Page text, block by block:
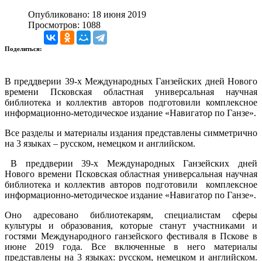
Опубликовано: 18 июня 2019
Просмотров: 1088
Поделиться:
В преддверии 39-х Международных Ганзейских дней Нового
времени Псковская областная универсальная научная
библиотека и коллектив авторов подготовили комплексное
информационно-методическое издание «Навигатор по Ганзе».
Все разделы и материалы издания представлены симметрично
на 3 языках – русском, немецком и английском.
В преддверии 39-х Международных Ганзейских дней
Нового времени Псковская областная универсальная научная
библиотека и коллектив авторов подготовили комплексное
информационно-методическое издание «Навигатор по Ганзе».
Оно адресовано библиотекарям, специалистам сферы
культуры и образования, которые станут участниками и
гостями Международного ганзейского фестиваля в Пскове в
июне 2019 года. Все включенные в него материалы
представлены на 3 языках: русском, немецком и английском.